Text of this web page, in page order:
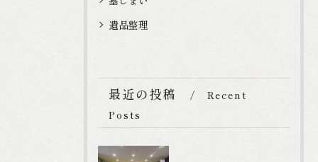
遺品整理
最近の投稿
Recent
Posts